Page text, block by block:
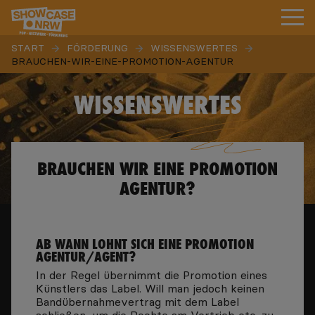
START FÖRDERUNG
WISSENSWERTES
BRAUCHEN-WIR-EINE-PROMOTION-AGENTUR
WISSENSWERTES
BRAUCHEN WIR EINE PROMOTION
AGENTUR?
AB WANN LOHNT SICH EINE PROMOTION
AGENTUR/AGENT?
In der Regel übernimmt die Promotion eines
Künstlers das Label. Will man jedoch keinen
Bandübernahmevertrag mit dem Label